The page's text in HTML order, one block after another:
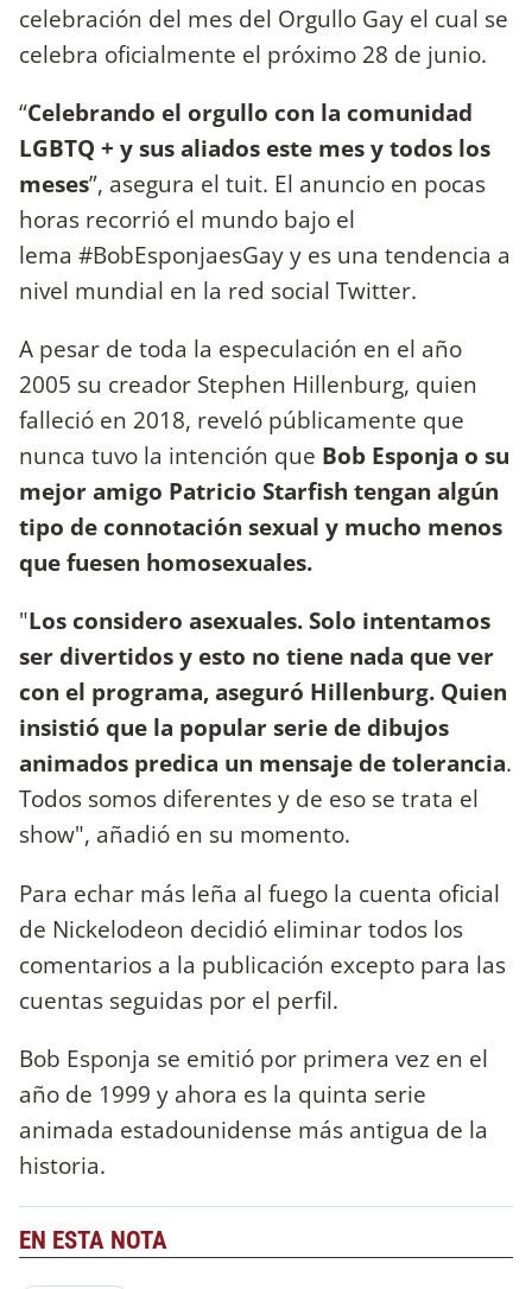
celebración del mes del Orgullo Gay el cual se
celebra oficialmente el próximo 28 de junio.
“Celebrando el orgullo con la comunidad
LGBTQ + y sus aliados este mes y todos los
meses”, asegura el tuit. El anuncio en pocas
horas recorrió el mundo bajo el
lema #BobEsponjaesGay y es una tendencia a
nivel mundial en la red social Twitter.
A pesar de toda la especulación en el año
2005 su creador Stephen Hillenburg, quien
falleció en 2018, reveló públicamente que
nunca tuvo la intención que Bob Esponja o su
mejor amigo Patricio Starfish tengan algún
tipo de connotación sexual y mucho menos
que fuesen homosexuales.
"Los considero asexuales. Solo intentamos
ser divertidos y esto no tiene nada que ver
con el programa, aseguró Hillenburg. Quien
insistió que la popular serie de dibujos
animados predica un mensaje de tolerancia.
Todos somos diferentes y de eso se trata el
show", añadió en su momento.
Para echar más leña al fuego la cuenta oficial
de Nickelodeon decidió eliminar todos los
comentarios a la publicación excepto para las
cuentas seguidas por el perfil.
Bob Esponja se emitió por primera vez en el
año de 1999 y ahora es la quinta serie
animada estadounidense más antigua de la
historia.
EN ESTA NOTA